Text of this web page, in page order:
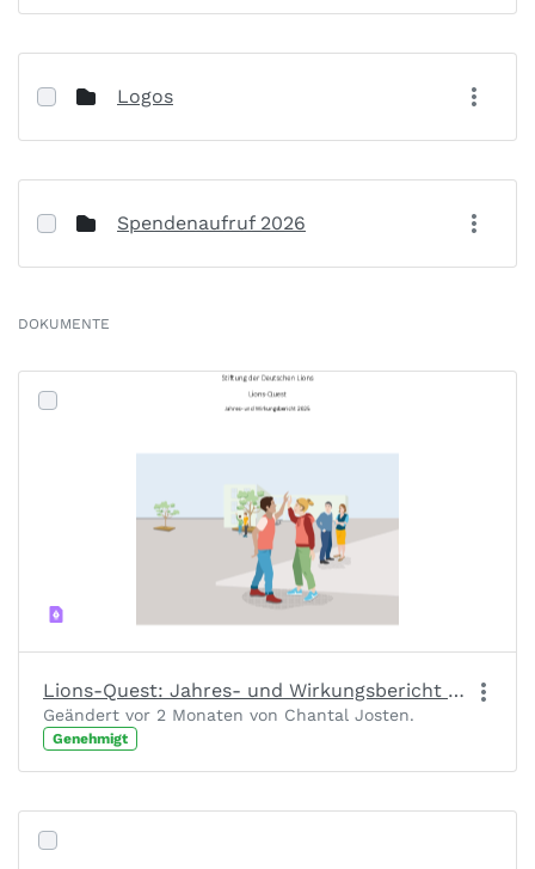
Logos
Spendenaufruf 2026
DOKUMENTE
Lions-Quest: Jahres- und Wirkungsbericht 2025
Geändert vor 2 Monaten von Chantal Josten.
Genehmigt